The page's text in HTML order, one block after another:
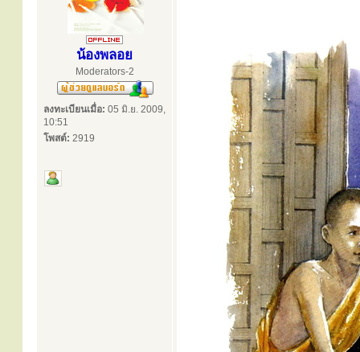
น้องพลอย
Moderators-2
ลงทะเบียนเมื่อ: 05 มิ.ย. 2009,
10:51
โพสต์: 2919